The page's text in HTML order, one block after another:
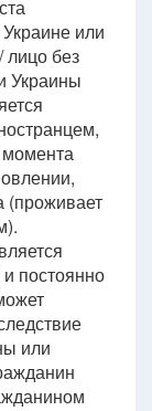
или
лицо без
Украины
(проживает
постоянно
или